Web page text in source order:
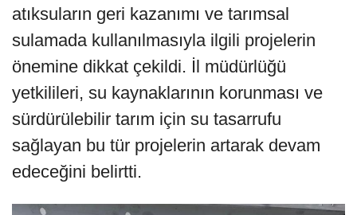
atıksuların geri kazanımı ve tarımsal
sulamada kullanılmasıyla ilgili projelerin
önemine dikkat çekildi. İl müdürlüğü
yetkilileri, su kaynaklarının korunması ve
sürdürülebilir tarım için su tasarrufu
sağlayan bu tür projelerin artarak devam
edeceğini belirtti.